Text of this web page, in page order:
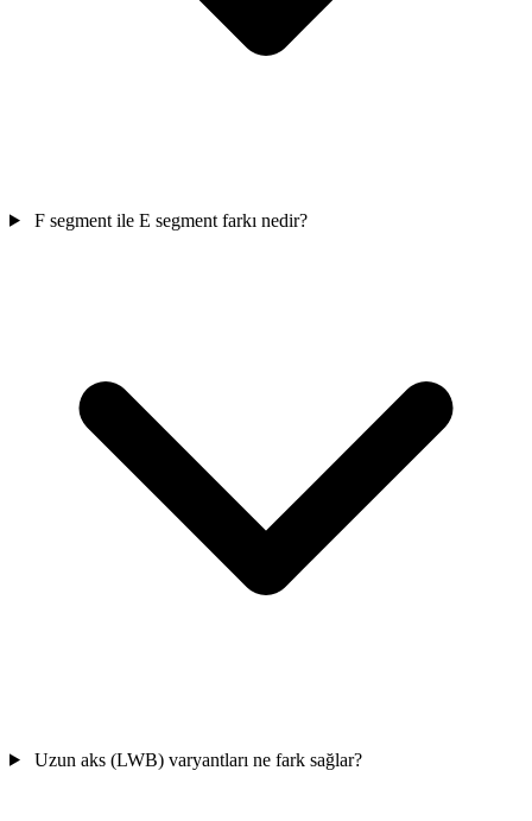
F segment ile E segment farkı nedir?
Uzun aks (LWB) varyantları ne fark sağlar?